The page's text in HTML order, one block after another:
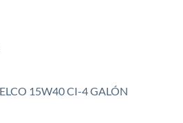
15W40 CI-4 GALÓN